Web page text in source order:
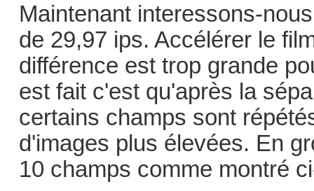
Maintenant interessons-
de 29,97 ips. Accélérer le
différence est trop grande
est fait c'est qu'après la
certains champs sont
d'images plus élevées. En
10 champs comme montré